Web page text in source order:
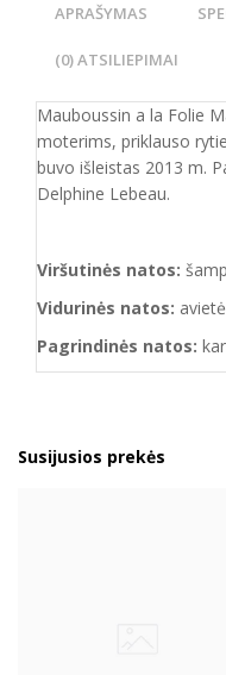
APRAŠYMAS
(0) ATSILIEPIMAI
Mauboussin a la Folie
moterims, priklauso
buvo išleistas 2013 m.
Delphine Lebeau.
Viršutinės natos:
Vidurinės natos:
Pagrindinės natos:
Susijusios prekės